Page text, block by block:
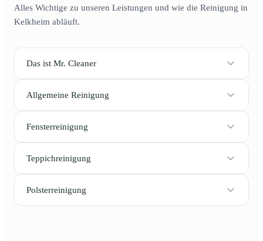
Alles Wichtige zu unseren Leistungen und wie die Reinigung in
Kelkheim abläuft.
Das ist Mr. Cleaner
Allgemeine Reinigung
Fensterreinigung
Teppichreinigung
Polsterreinigung